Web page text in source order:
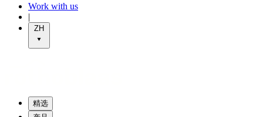
Work with us
|
ZH
精选